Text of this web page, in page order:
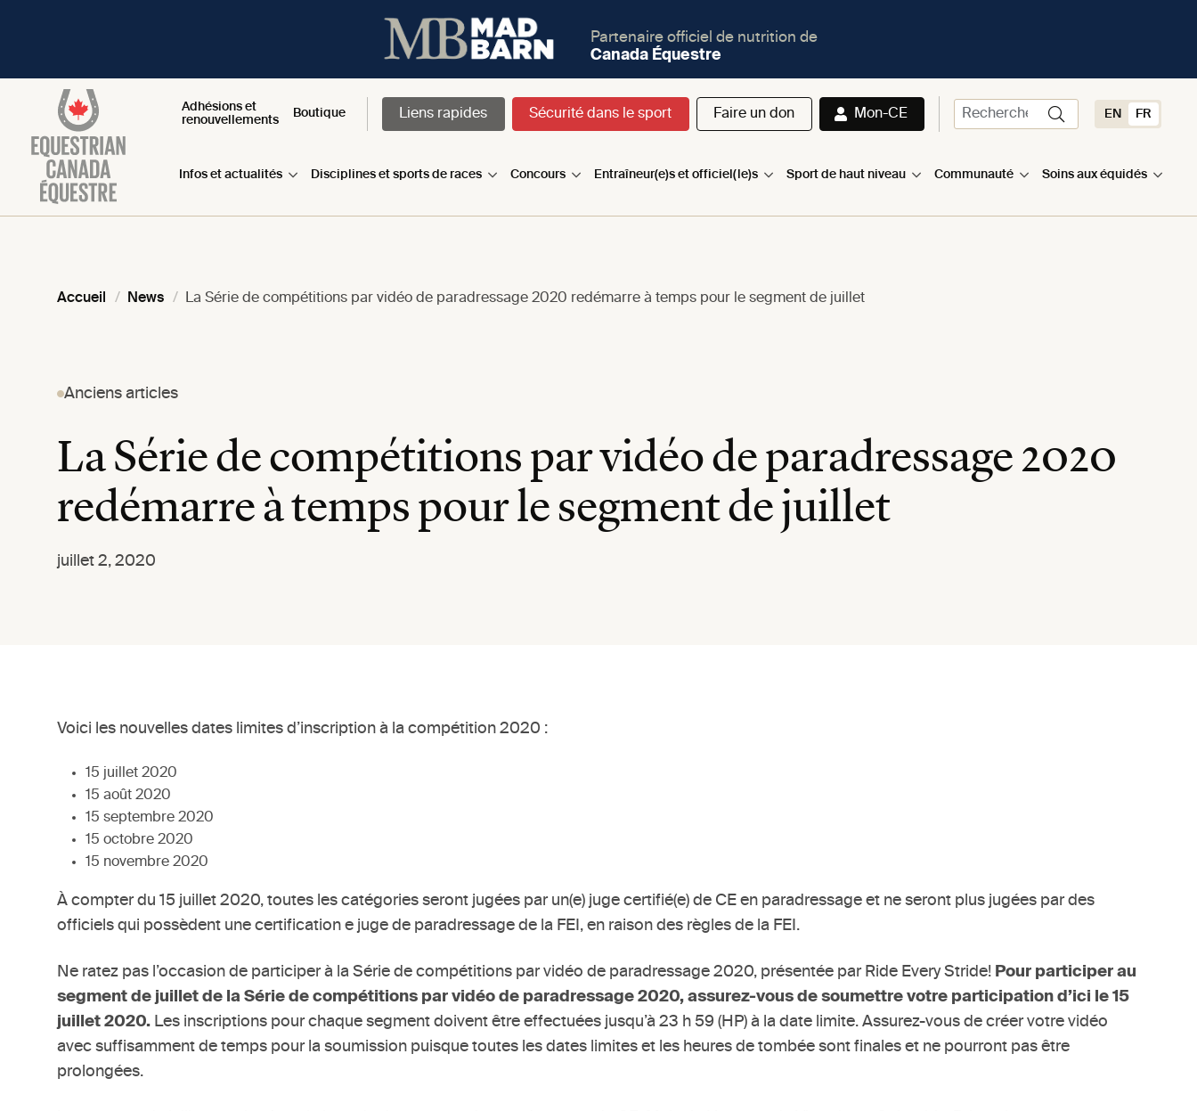
Partenaire officiel de nutrition de
Canada Équestre
Adhésions et
renouvellements
Boutique Liens rapides Sécurité dans le sport Faire un don Mon-CE EN FR
Infos et actualités Disciplines et sports de races Concours Entraîneur(e)s et officiel(le)s Sport de haut niveau Communauté Soins aux équidés
Accueil News La Série de compétitions par vidéo de paradressage 2020 redémarre à temps pour le segment de juillet
Anciens articles
La Série de compétitions par vidéo de paradressage 2020
redémarre à temps pour le segment de juillet
juillet 2, 2020
Voici les nouvelles dates limites d’inscription à la compétition 2020 :
15 juillet 2020
15 août 2020
15 septembre 2020
15 octobre 2020
15 novembre 2020
À compter du 15 juillet 2020, toutes les catégories seront jugées par un(e) juge certifié(e) de CE en paradressage et ne seront plus jugées par des
officiels qui possèdent une certification e juge de paradressage de la FEI, en raison des règles de la FEI.
Ne ratez pas l’occasion de participer à la Série de compétitions par vidéo de paradressage 2020, présentée par Ride Every Stride! Pour participer au
segment de juillet de la Série de compétitions par vidéo de paradressage 2020, assurez-vous de soumettre votre participation d’ici le 15
juillet 2020. Les inscriptions pour chaque segment doivent être effectuées jusqu’à 23 h 59 (HP) à la date limite. Assurez-vous de créer votre vidéo
avec suffisamment de temps pour la soumission puisque toutes les dates limites et les heures de tombée sont finales et ne pourront pas être
prolongées.